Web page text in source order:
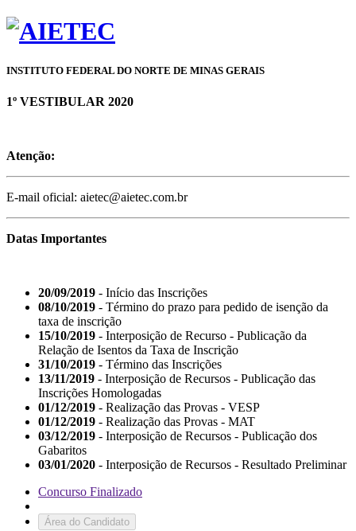
INSTITUTO FEDERAL DO NORTE DE MINAS GERAIS
1º VESTIBULAR 2020
Atenção:
E-mail oficial: aietec@aietec.com.br
Datas Importantes
20/09/2019 - Início das Inscrições
08/10/2019 - Término do prazo para pedido de isenção da
taxa de inscrição
15/10/2019 - Interposição de Recurso - Publicação da
Relação de Isentos da Taxa de Inscrição
31/10/2019 - Término das Inscrições
13/11/2019 - Interposição de Recursos - Publicação das
Inscrições Homologadas
01/12/2019 - Realização das Provas - VESP
01/12/2019 - Realização das Provas - MAT
03/12/2019 - Interposição de Recursos - Publicação dos
Gabaritos
03/01/2020 - Interposição de Recursos - Resultado Preliminar
Concurso Finalizado
Área do Candidato